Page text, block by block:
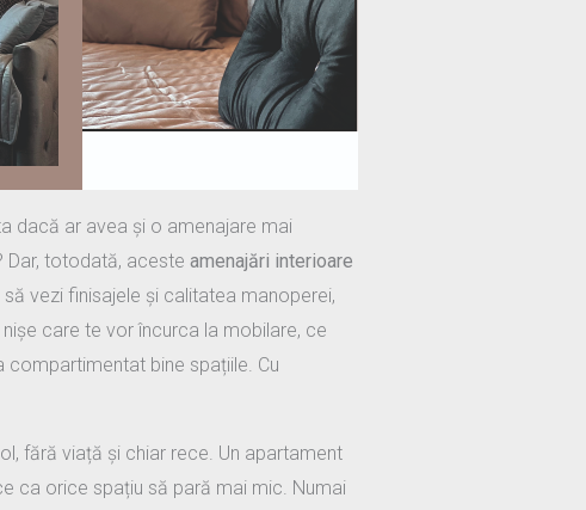
dacă ar avea și o amenajare mai
Dar, totodată, aceste amenajări interioare
vezi finisajele și calitatea manoperei,
care te vor încurca la mobilare, ce
bine spațiile. Cu
fără viață și chiar rece. Un apartament
ca orice spațiu să pară mai mic. Numai